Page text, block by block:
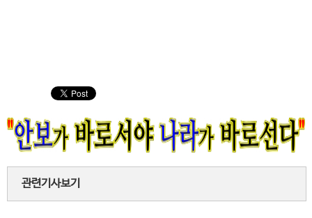
관련기사보기